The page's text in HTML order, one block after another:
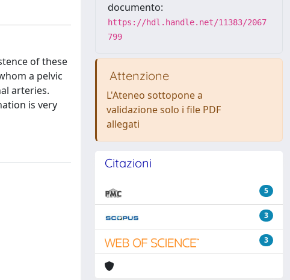
of these
a pelvic
arteries.
is very
documento:
https://hdl.handle.net/11383/2067
799
Attenzione
L'Ateneo sottopone a
validazione solo i file PDF
allegati
Citazioni
5
3
3